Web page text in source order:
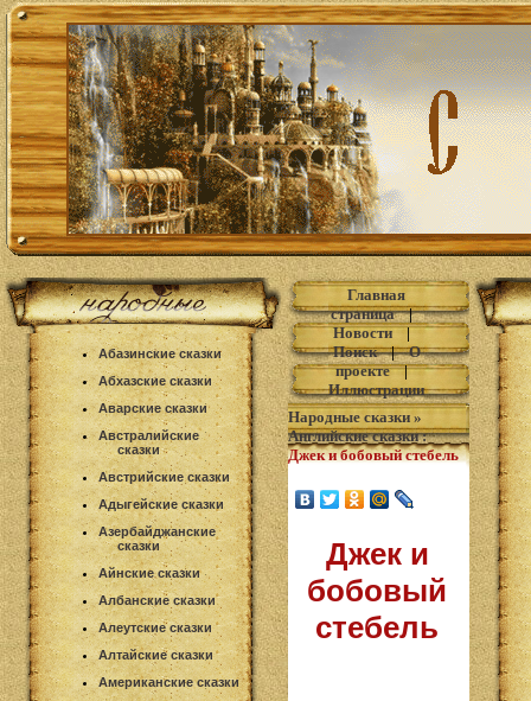
Абазинские сказки
Абхазские сказки
Аварские сказки
Австралийские
сказки
Австрийские сказки
Адыгейские сказки
Азербайджанские
сказки
Айнские сказки
Албанские сказки
Алеутские сказки
Алтайские сказки
Американские сказки
Главная
страница|
Новости|
Поиск|О
проекте|
Иллюстрации
Народные сказки »
Английские сказки:
Джек и бобовый стебель
Джек и
бобовый
стебель